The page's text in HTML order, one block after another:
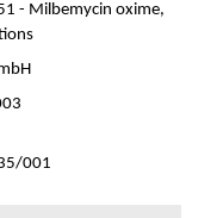
- Milbemycin oxime,
001